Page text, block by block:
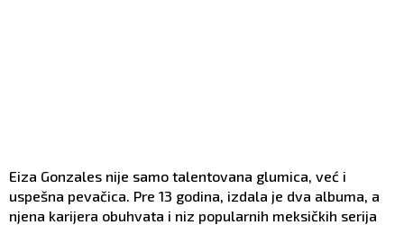
Eiza Gonzales nije samo talentovana glumica, već i
uspešna pevačica. Pre 13 godina, izdala je dva albuma, a
njena karijera obuhvata i niz popularnih meksičkih serija